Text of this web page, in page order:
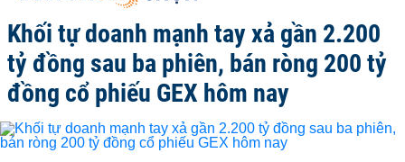
Khối tự doanh mạnh tay xả gần 2.200
tỷ đồng sau ba phiên, bán ròng 200 tỷ
đồng cổ phiếu GEX hôm nay